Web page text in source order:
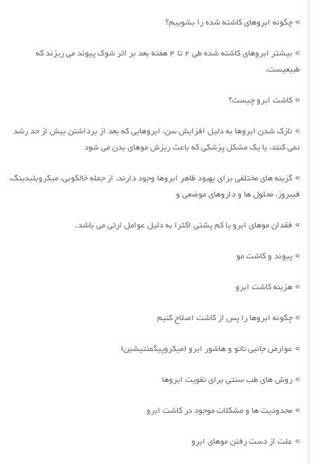
» چگونه ابروهای کاشته شده را بشوییم؟
»
بیشتر ابروهای کاشته شده طی 2 تا 4 هفته بعد بر اثر شوک پیوند می ریزند که
طبیعیست،
» کاشت ابرو چیست؟
» نازک شدن ابروها به دلیل افزایش سن، ابروهایی که بعد از برداشتن بیش از حد رشد
نمی کنند، یا یک مشکل پزشکی که باعث ریزش موهای بدن می شود
» گزینه های مختلفی برای بهبود ظاهر ابروها وجود دارند، از جمله خالکوبی، میکروبلیدینگ،
فیبروز، محلول ها و داروهای موضعی و
» فقدان موهای ابرو یا کم پشتی اکثرا به دلیل عوامل ارثی می باشد.
» پیوند و کاشت مو
» هزینه کاشت ابرو
» چگونه ابروها را پس از کاشت اصلاح کنیم
» عوارض جانبی تاتو و هاشور ابرو (میکروپیگمنتیشین)
» روش های طب سنتی برای تقویت ابروها
» محدودیت ها و مشکلات موجود در کاشت ابرو
» علت از دست رفتن موهای ابرو